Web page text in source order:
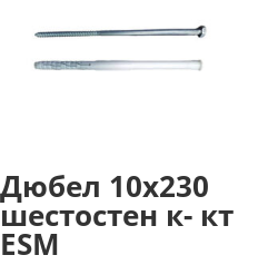
Дюбел 10х230
шестостен к- кт
ESM